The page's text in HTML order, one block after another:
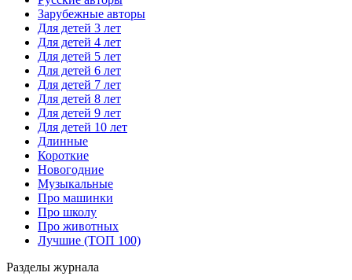
Зарубежные авторы
Для детей 3 лет
Для детей 4 лет
Для детей 5 лет
Для детей 6 лет
Для детей 7 лет
Для детей 8 лет
Для детей 9 лет
Для детей 10 лет
Длинные
Короткие
Новогодние
Музыкальные
Про машинки
Про школу
Про животных
Лучшие (ТОП 100)
Разделы журнала